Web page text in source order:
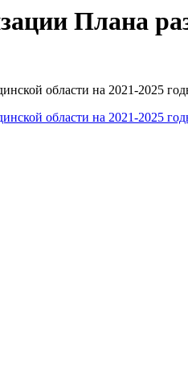
Плана
области на 2021-2025
области на 2021-2025